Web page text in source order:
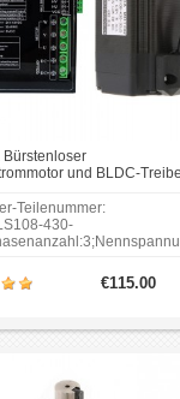
Bürstenloser
und BLDC-
Teilenummer:
430-
Φ60
108 mm.
€115.00